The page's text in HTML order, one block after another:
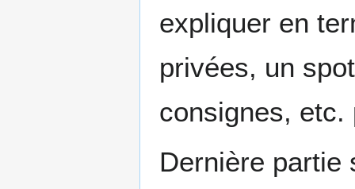
expliquer en
privées, un
consignes, etc.
Dernière partie